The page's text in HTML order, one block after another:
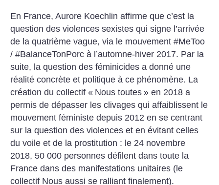
En France, Aurore Koechlin affirme que c’est la
question des violences sexistes qui signe l’arrivée
de la quatrième vague, via le mouvement #MeToo
/ #BalanceTonPorc à l’automne-hiver 2017. Par la
suite, la question des féminicides a donné une
réalité concrète et politique à ce phénomène. La
création du collectif « Nous toutes » en 2018 a
permis de dépasser les clivages qui affaiblissent le
mouvement féministe depuis 2012 en se centrant
sur la question des violences et en évitant celles
du voile et de la prostitution : le 24 novembre
2018, 50 000 personnes défilent dans toute la
France dans des manifestations unitaires (le
collectif Nous aussi se ralliant finalement).